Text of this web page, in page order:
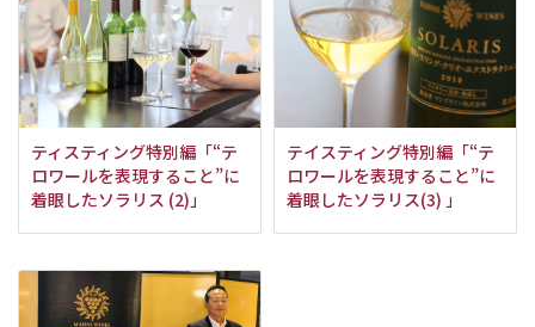
ティスティング特別編「“テ
ロワールを表現すること”に
着眼したソラリス (2)」
テイスティング特別編「“テ
ロワールを表現すること”に
着眼したソラリス(3) 」